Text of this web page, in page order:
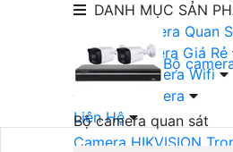
DANH MỤC SẢN
Bộ
Bộ camera quan sát
Camera HIKVISION
lắp Đặt Camera Quan
Lắp Bộ Camera Giá Rẻ
Lắp Đặt Camera Wifi
Đầu Ghi Camera
Liên Hệ